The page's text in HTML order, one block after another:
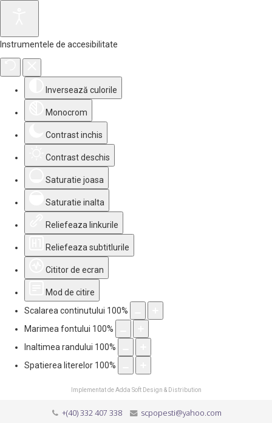
Instrumentele de accesibilitate
Inversează culorile
Monocrom
Contrast inchis
Contrast deschis
Saturatie joasa
Saturatie inalta
Reliefeaza linkurile
Reliefeaza subtitlurile
Cititor de ecran
Mod de citire
Scalarea continutului 100%
Marimea fontului 100%
Inaltimea randului 100%
Spatierea literelor 100%
Implementat deAdda Soft Design & Distribution
+(40) 332 407 338 scpopesti@yahoo.com